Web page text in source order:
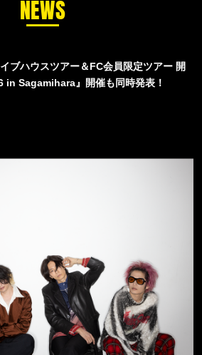
NEWS
ブハウスツアー＆FC会員限定ツアー 開
in Sagamihara』開催も同時発表！